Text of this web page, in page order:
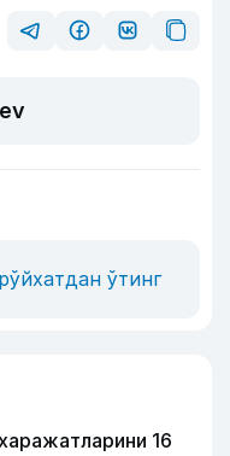
рўйхатдан ўтинг
16